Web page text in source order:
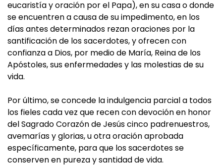
eucaristía y oración por el Papa), en su casa o donde
se encuentren a causa de su impedimento, en los
días antes determinados rezan oraciones por la
santificación de los sacerdotes, y ofrecen con
confianza a Dios, por medio de María, Reina de los
Apóstoles, sus enfermedades y las molestias de su
vida.
Por último, se concede la indulgencia parcial a todos
los fieles cada vez que recen con devoción en honor
del Sagrado Corazón de Jesús cinco padrenuestros,
avemarías y glorias, u otra oración aprobada
específicamente, para que los sacerdotes se
conserven en pureza y santidad de vida.